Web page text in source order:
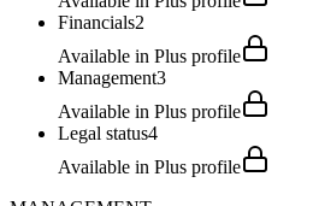
Financials2
Available in Plus profile
Management3
Available in Plus profile
Legal status4
Available in Plus profile